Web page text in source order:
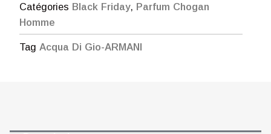
Catégories Black Friday, Parfum Chogan
Homme
Tag Acqua Di Gio-ARMANI